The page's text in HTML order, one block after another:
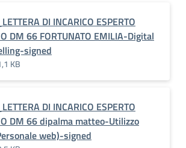
DI INCARICO ESPERTO
DM 66 FORTUNATO EMILIA-Digital
signed
KB
DI INCARICO ESPERTO
DM 66 dipalma matteo-Utilizzo
web)-signed